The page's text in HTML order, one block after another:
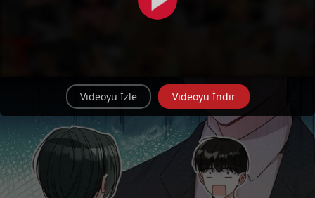
Videoyu İzle Videoyu İndir